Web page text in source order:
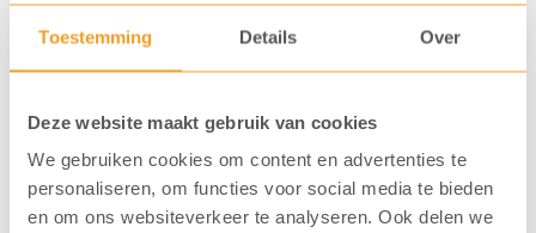
Toestemming Details Over
Deze website maakt gebruik van cookies
We gebruiken cookies om content en advertenties te
personaliseren, om functies voor social media te bieden
en om ons websiteverkeer te analyseren. Ook delen we
werking van ons thee assortiment. In deze
blog delen wij graag onze bevindingen!
Lees meer